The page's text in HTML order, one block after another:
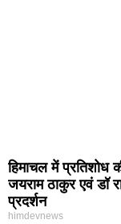
हिमाचल में प्रतिशोध
जयराम ठाकुर एवं डॉ
प्रदर्शन
himdevnews